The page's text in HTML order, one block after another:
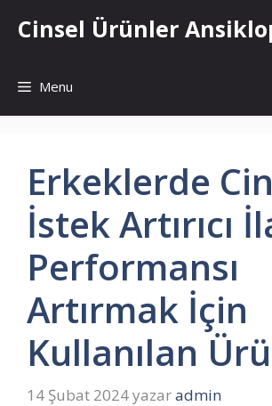
atlaCinsel Ürünler
Menu
Erkeklerde
İstek Artırıcı
Performansı
Artırmak İçin
Kullanılan
14 Şubat 2024yazaradmin